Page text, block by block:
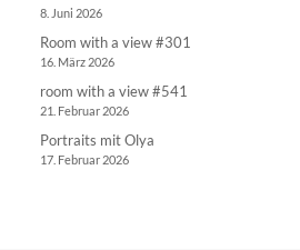
8. Juni 2026
Room with a view #301
16. März 2026
room with a view #541
21. Februar 2026
Portraits mit Olya
17. Februar 2026